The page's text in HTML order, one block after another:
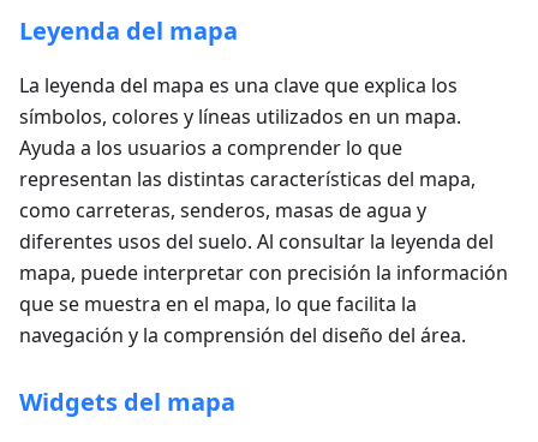
Leyenda del mapa
La leyenda del mapa es una clave que explica los
símbolos, colores y líneas utilizados en un mapa.
Ayuda a los usuarios a comprender lo que
representan las distintas características del mapa,
como carreteras, senderos, masas de agua y
diferentes usos del suelo. Al consultar la leyenda del
mapa, puede interpretar con precisión la información
que se muestra en el mapa, lo que facilita la
navegación y la comprensión del diseño del área.
Widgets del mapa